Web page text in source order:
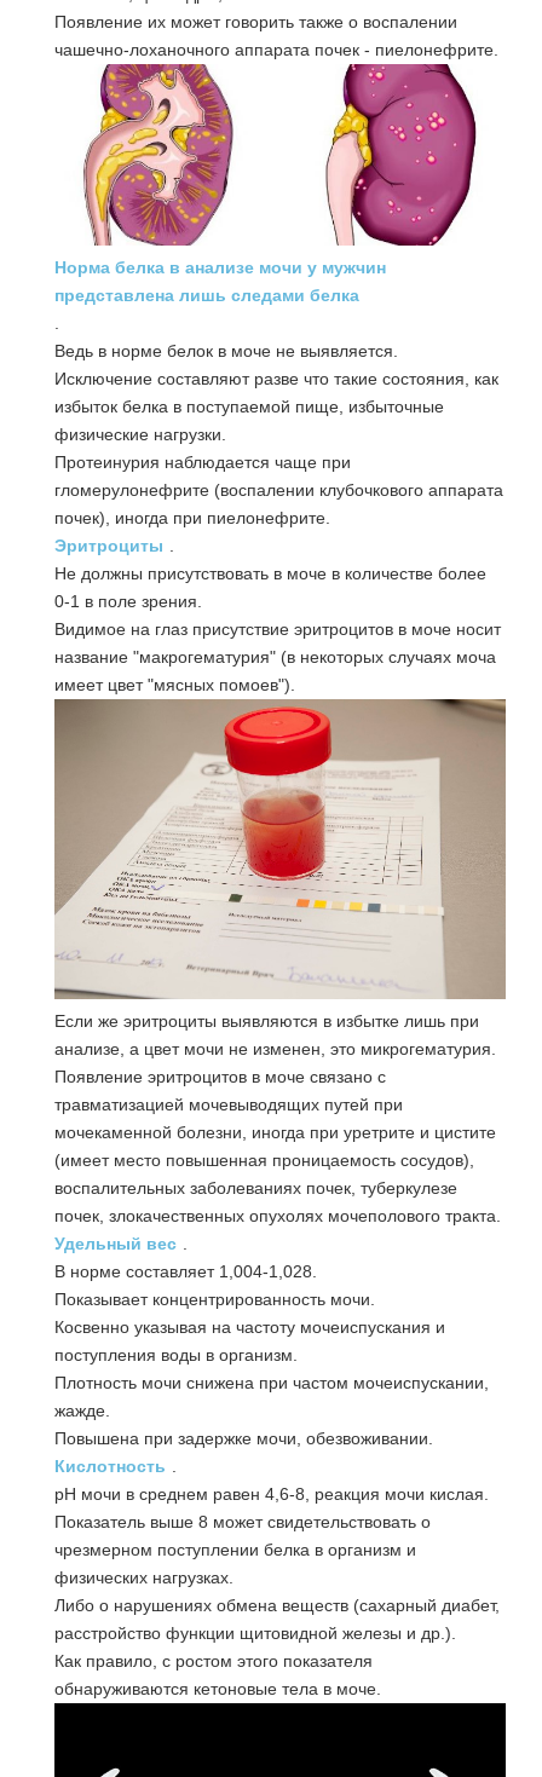
Появление их может говорить также о воспалении
чашечно-лоханочного аппарата почек - пиелонефрите.
Норма белка в анализе мочи у мужчин
представлена лишь следами белка
Ведь в норме белок в моче не выявляется.
Исключение составляют разве что такие состояния, как
избыток белка в поступаемой пище, избыточные
физические нагрузки.
Протеинурия наблюдается чаще при
гломерулонефрите (воспалении клубочкового аппарата
почек), иногда при пиелонефрите.
Эритроциты
Не должны присутствовать в моче в количестве более
0-1 в поле зрения.
Видимое на глаз присутствие эритроцитов в моче носит
название "макрогематурия" (в некоторых случаях моча
имеет цвет "мясных помоев").
Если же эритроциты выявляются в избытке лишь при
анализе, а цвет мочи не изменен, это микрогематурия.
Появление эритроцитов в моче связано с
травматизацией мочевыводящих путей при
мочекаменной болезни, иногда при уретрите и цистите
(имеет место повышенная проницаемость сосудов),
воспалительных заболеваниях почек, туберкулезе
почек, злокачественных опухолях мочеполового тракта.
Удельный вес .
В норме составляет 1,004-1,028.
Показывает концентрированность мочи.
Косвенно указывая на частоту мочеиспускания и
поступления воды в организм.
Плотность мочи снижена при частом мочеиспускании,
жажде.
Повышена при задержке мочи, обезвоживании.
Кислотность .
pH мочи в среднем равен 4,6-8, реакция мочи кислая.
Показатель выше 8 может свидетельствовать о
чрезмерном поступлении белка в организм и
физических нагрузках.
Либо о нарушениях обмена веществ (сахарный диабет,
расстройство функции щитовидной железы и др.).
Как правило, с ростом этого показателя
обнаруживаются кетоновые тела в моче.